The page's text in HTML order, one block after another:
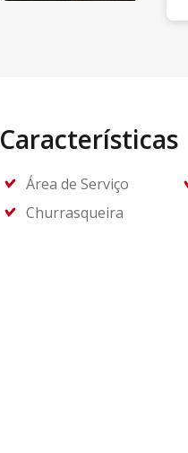
Características
Área de Serviço
Churrasqueira